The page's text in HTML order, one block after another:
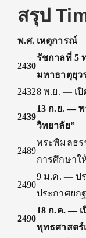
สรุป
พ.ศ. เหตุการณ์
2430
รัชกาลที่ 5
มหาธาตุยุว
24328 พ.ย. — เปิ
2439
13 ก.ย. —
วิทยาลัย”
2489
พระพิมลธร
การศึกษาใ
2490
9 ม.ค. — ปร
ประกาศยก
2490
18 ก.ค. —
พุทธศาสต